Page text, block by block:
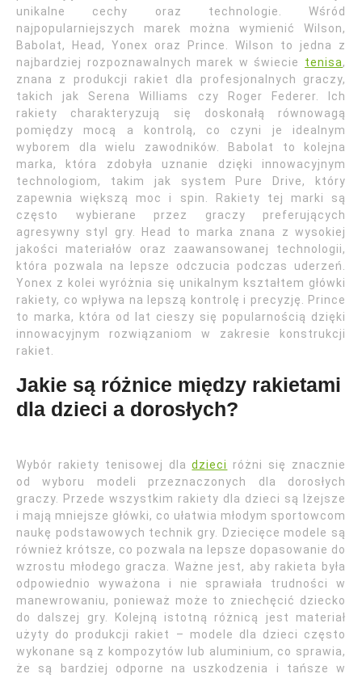
unikalne cechy oraz technologie. Wśród
najpopularniejszych marek można wymienić Wilson,
Babolat, Head, Yonex oraz Prince. Wilson to jedna z
najbardziej rozpoznawalnych marek w świecie tenisa,
znana z produkcji rakiet dla profesjonalnych graczy,
takich jak Serena Williams czy Roger Federer. Ich
rakiety charakteryzują się doskonałą równowagą
pomiędzy mocą a kontrolą, co czyni je idealnym
wyborem dla wielu zawodników. Babolat to kolejna
marka, która zdobyła uznanie dzięki innowacyjnym
technologiom, takim jak system Pure Drive, który
zapewnia większą moc i spin. Rakiety tej marki są
często wybierane przez graczy preferujących
agresywny styl gry. Head to marka znana z wysokiej
jakości materiałów oraz zaawansowanej technologii,
która pozwala na lepsze odczucia podczas uderzeń.
Yonex z kolei wyróżnia się unikalnym kształtem główki
rakiety, co wpływa na lepszą kontrolę i precyzję. Prince
to marka, która od lat cieszy się popularnością dzięki
innowacyjnym rozwiązaniom w zakresie konstrukcji
rakiet.
Jakie są różnice między rakietami
dla dzieci a dorosłych?
Wybór rakiety tenisowej dladzieci
różni się znacznie
od wyboru modeli przeznaczonych dla dorosłych
graczy. Przede wszystkim rakiety dla dzieci są lżejsze
i mają mniejsze główki, co ułatwia młodym sportowcom
naukę podstawowych technik gry. Dziecięce modele są
również krótsze, co pozwala na lepsze dopasowanie do
wzrostu młodego gracza. Ważne jest, aby rakieta była
odpowiednio wyważona i nie sprawiała trudności w
manewrowaniu, ponieważ może to zniechęcić dziecko
do dalszej gry. Kolejną istotną różnicą jest materiał
użyty do produkcji rakiet – modele dla dzieci często
wykonane są z kompozytów lub aluminium, co sprawia,
że są bardziej odporne na uszkodzenia i tańsze w